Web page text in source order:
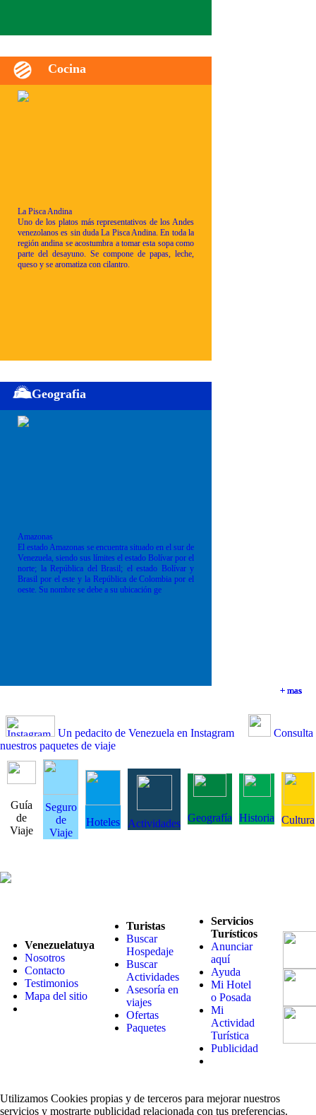
+ mas
+ mas
Cocina
La Pisca Andina
Uno de los platos más representativos de los Andes
venezolanos es sin duda La Pisca Andina. En toda la
región andina se acostumbra a tomar esta sopa como
parte del desayuno. Se compone de papas, leche,
queso y se aromatiza con cilantro.
+ mas
Geografia
Amazonas
El estado Amazonas se encuentra situado en el sur de
Venezuela, siendo sus límites el estado Bolívar por el
norte; la República del Brasil; el estado Bolívar y
Brasil por el este y la República de Colombia por el
oeste. Su nombre se debe a su ubicación ge
+ mas
Un pedacito de Venezuela en Instagram
Consulta
nuestros paquetes de viaje
Guía
de
Viaje
Seguro
de
Viaje
Hoteles Actividades Geografía Historia Cultura
Venezuelatuya
Nosotros
Contacto
Testimonios
Mapa del sitio
Turistas
Buscar
Hospedaje
Buscar
Actividades
Asesoría en
viajes
Ofertas
Paquetes
Servicios
Turísticos
Anunciar
aquí
Ayuda
Mi Hotel
o Posada
Mi
Actividad
Turística
Publicidad
Utilizamos Cookies propias y de terceros para mejorar nuestros
servicios y mostrarte publicidad relacionada con tus preferencias.